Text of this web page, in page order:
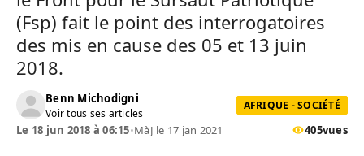
(Fsp) fait le point des interrogatoires
des mis en cause des 05 et 13 juin
2018.
Benn Michodigni
Voir tous ses articles
AFRIQUE - SOCIÉTÉ
Le 18 jun 2018 à 06:15•MàJ le 17 jan 2021 405vues